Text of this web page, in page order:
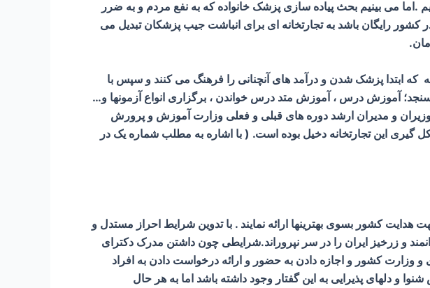
.اما می بینیم بحث پیاده سازی پزشک خانواده که به نفع مردم و به ضرر
رایگان باشد به تجارتخانه ای برای انباشت جیب پزشکان تبدیل می
ابتدا پزشک شدن و درآمد های آنچنانی را فرهنگ می کنند و سپس با
آموزش درس ، آموزش متد درس خواندن ، برگزاری انواع آزمونها و…
و مدیران ارشد دوره های قبلی و فعلی وزارت آموزش و پرورش
گیری این تجارتخانه دخیل بوده است. ( با اشاره به مطلب شماره یک در
کشور بسوی بهترینها ارائه نمایند . با تدوین شرایط احراز مستدل و
و زرخیز ایران را در سر نپروراند.شرایطی چون داشتن مدرک دکترای
کشور و اجازه دادن به حضور و ارائه درخواست دادن به افراد
و دلهای پذیرایی به این گفتار وجود داشته باشد اما به هر حال